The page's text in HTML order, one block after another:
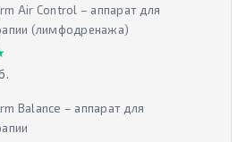
Air Control – аппарат для
(лимфодренажа)
Balance – аппарат для